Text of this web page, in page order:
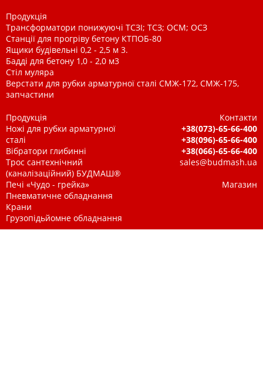
Продукція
Трансформатори понижуючі ТСЗІ; ТСЗ; ОСМ; ОСЗ
Станції для прогріву бетону КТПОБ-80
Ящики будівельні 0,2 - 2,5 м 3.
Бадді для бетону 1,0 - 2,0 м3
Стіл муляра
Верстати для рубки арматурної сталі СМЖ-172, СМЖ-175,
запчастини
Продукція
Ножі для рубки арматурної
сталі
Вібратори глибинні
Трос сантехнічний
(каналізаційний) БУДМАШ®
Печі «Чудо - грейка»
Пневматичне обладнання
Крани
Грузопідьйомне обладнання
Контакти
+38(073)-65-66-400
+38(096)-65-66-400
+38(066)-65-66-400
sales@budmash.ua
Магазин